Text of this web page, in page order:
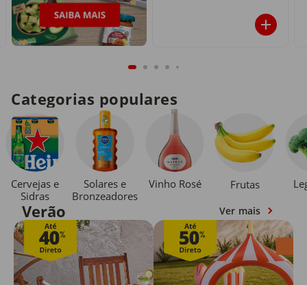
Categorias populares
Cervejas e
Sidras
Solares e
Bronzeadores
Vinho Rosé Frutas
Verão Ver mais